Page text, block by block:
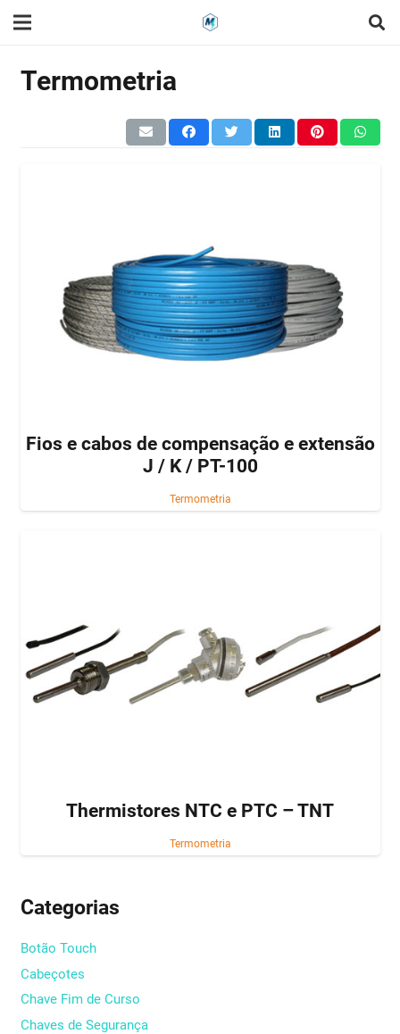
Termometria
Fios e cabos de compensação e extensão
J / K / PT-100
Termometria
Thermistores NTC e PTC – TNT
Termometria
Categorias
Botão Touch
Cabeçotes
Chave Fim de Curso
Chaves de Segurança